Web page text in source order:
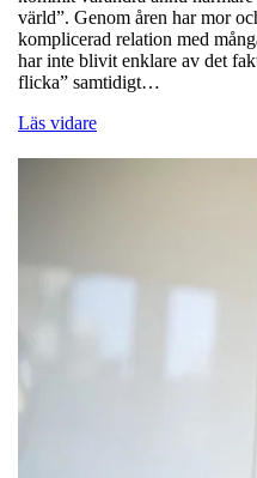
värld”. Genom åren har mor
komplicerad relation med
har inte blivit enklare av det
flicka” samtidigt…
Läs vidare